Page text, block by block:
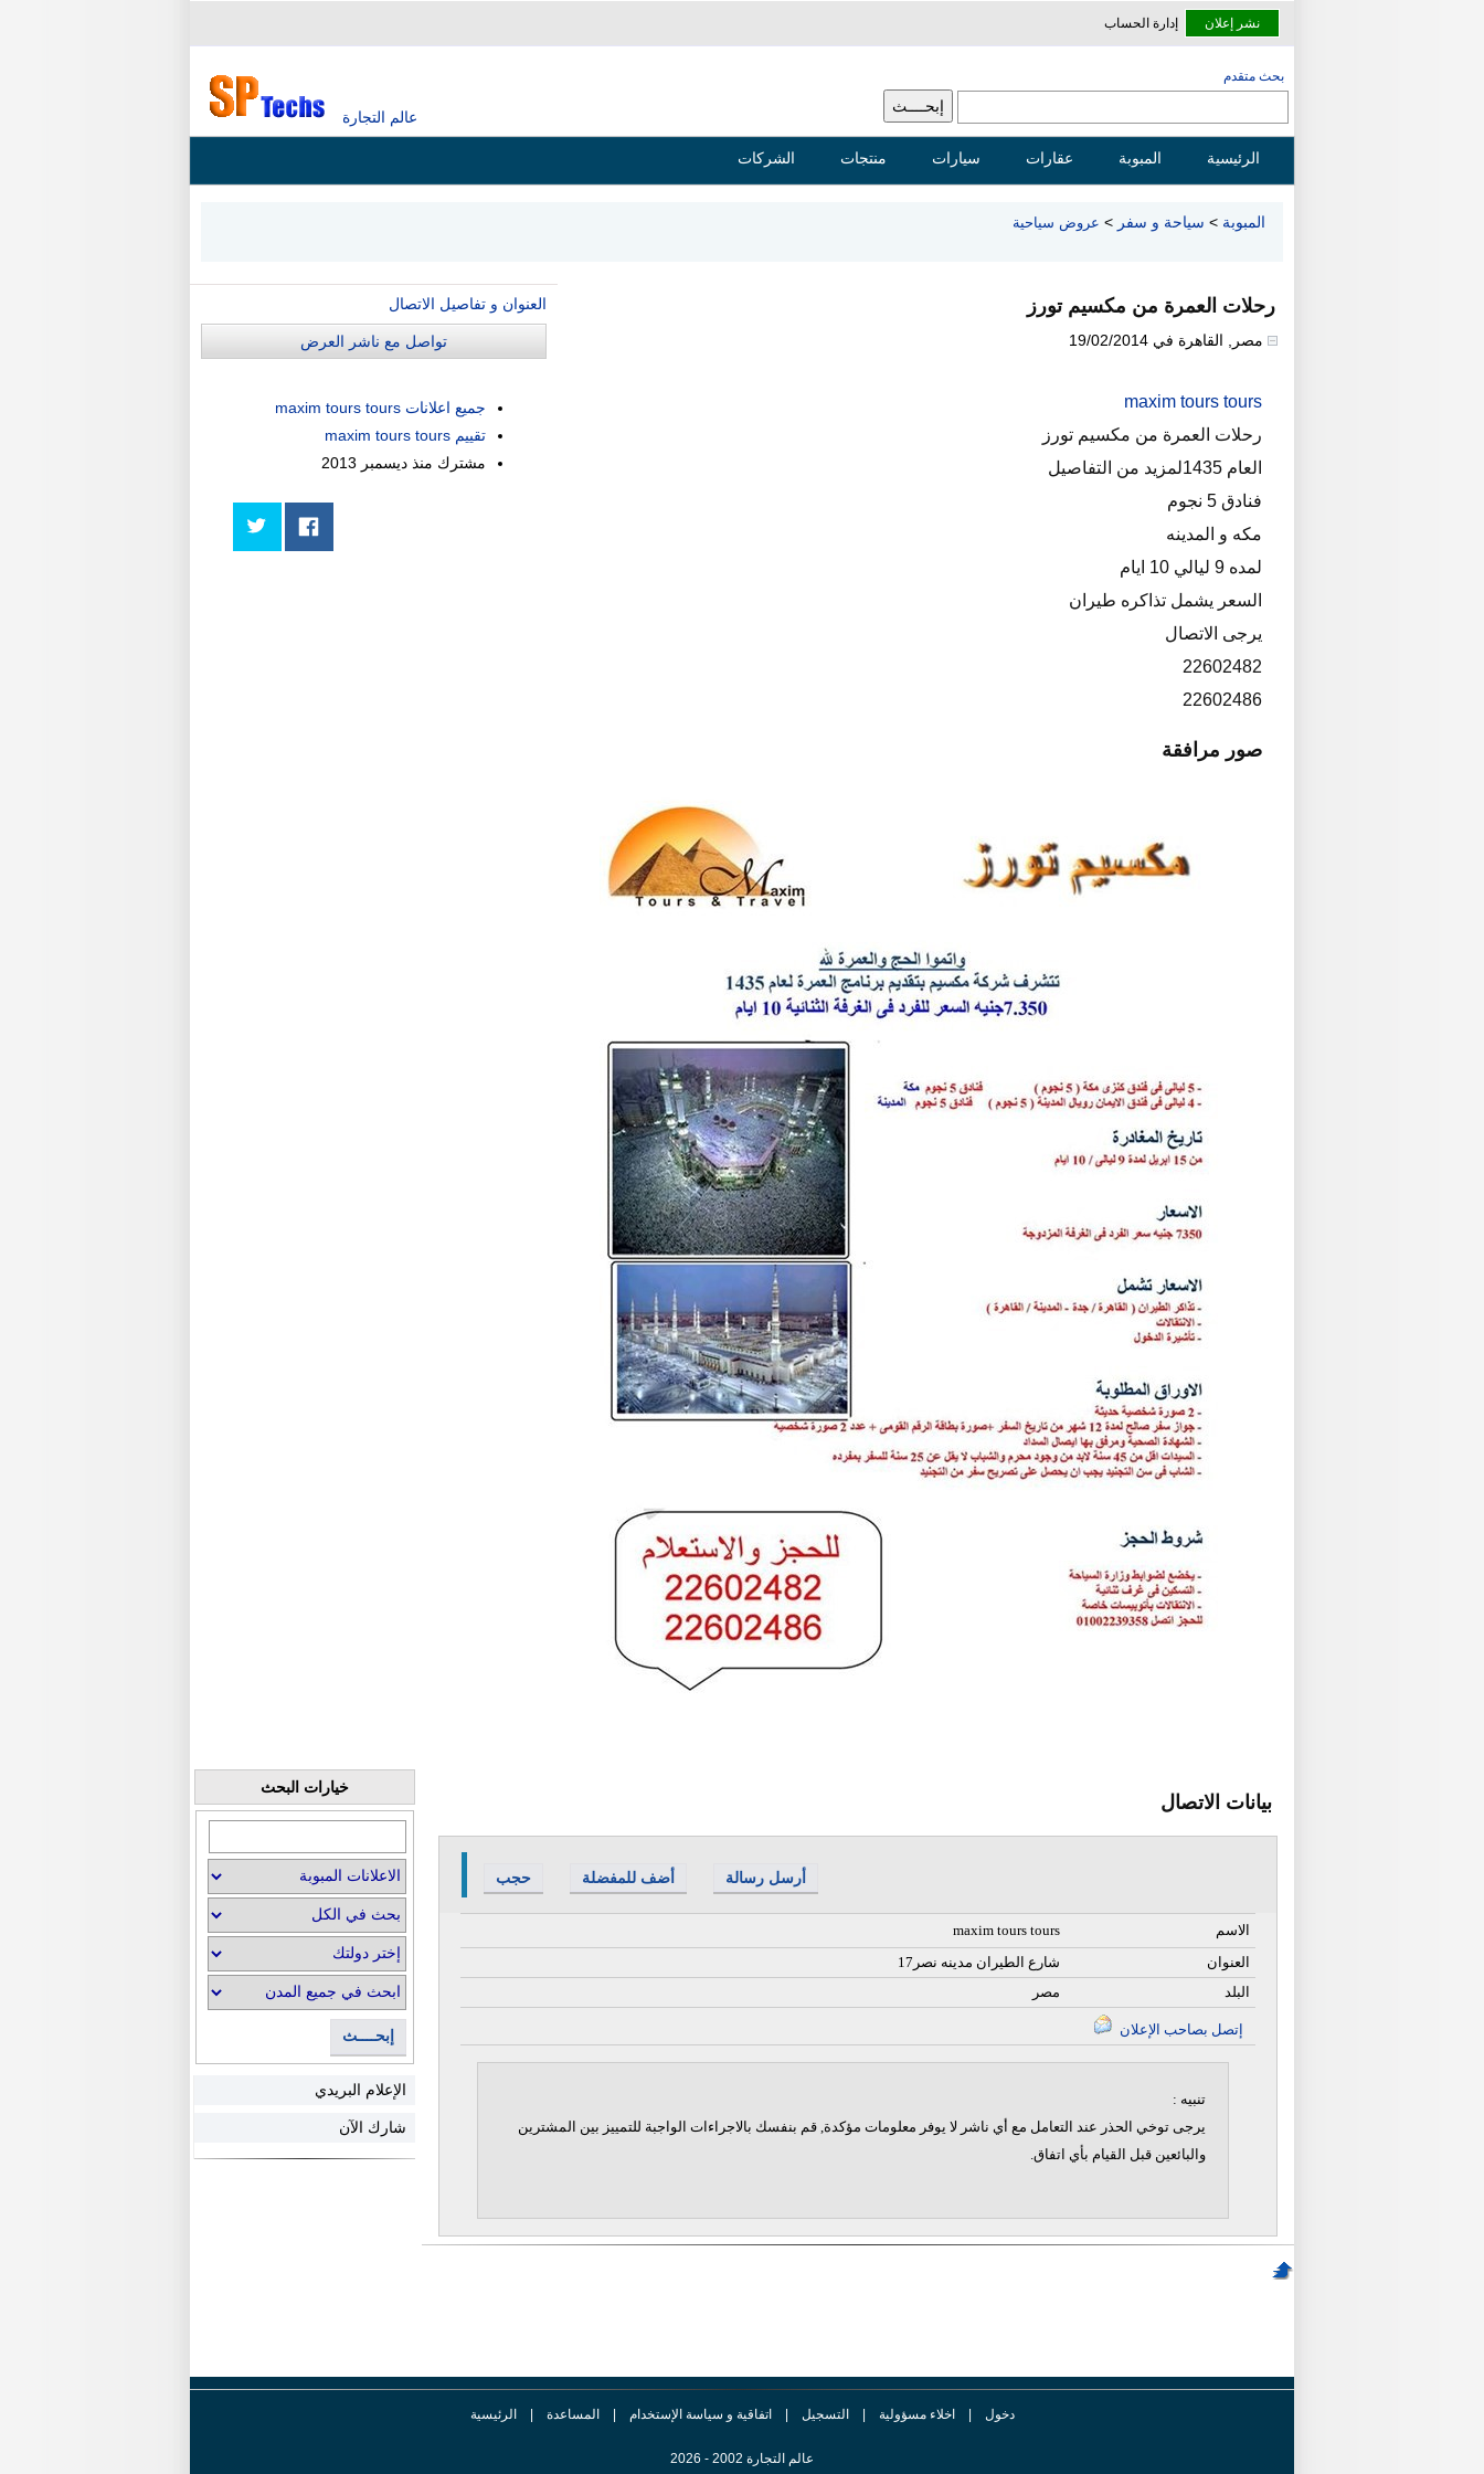
نشر إعلان إدارة الحساب
عالم التجارة
بحث متقدم
الرئيسية المبوبة عقارات سيارات منتجات الشركات
المبوبة > سياحة و سفر > عروض سياحية
رحلات العمرة من مكسيم تورز
مصر القاهرة في 19/02/2014
maxim tours tours
رحلات العمرة من مكسيم تورز
العام 1435لمزيد من التفاصيل
فنادق 5 نجوم
مكه و المدينه
لمده 9 ليالي 10 ايام
السعر يشمل تذاكره طيران
يرجى الاتصال
22602482
22602486
صور مرافقة
العنوان و تفاصيل الاتصال
تواصل مع ناشر العرض
جميع اعلانات maxim tours tours
تقييم maxim tours tours
مشترك منذديسمبر 2013
بيانات الاتصال
حجب أضف للمفضلة أرسل رسالة
maxim tours tours
الاسم
17شارع الطيران مدينه نصر
العنوان
مصر
البلد
تنبيه :
يرجى توخي الحذر عند التعامل مع أي ناشر لا يوفر معلومات مؤكدة, قم بنفسك بالاجراءات الواجبة للتمييز بين المشترين
والبائعين قبل القيام بأي اتفاق.
خيارات البحث
إبحــــث
الإعلام البريدي
شارك الآن
دخول اخلاء مسؤولية التسجيل اتفاقية و سياسة الإستخدام المساعدة الرئيسية
عالم التجارة 2002 - 2026